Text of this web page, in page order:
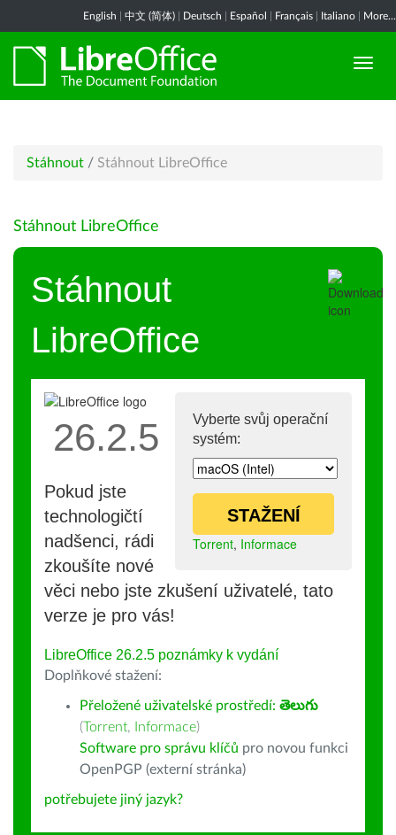
English 中文 (简体) Deutsch Español Français Italiano More...
Stáhnout / Stáhnout LibreOffice
Stáhnout LibreOffice
Stáhnout
LibreOffice
Vyberte svůj operační
systém:
STAŽENÍ
Torrent, Informace
26.2.5
Pokud jste
technologičtí
nadšenci, rádi
zkoušíte nové
věci nebo jste zkušení uživatelé, tato
verze je pro vás!
LibreOffice 26.2.5 poznámky k vydání
Doplňkové stažení:
Přeložené uživatelské prostředí: తెలుగు
(Torrent, Informace)
Software pro správu klíčů pro novou funkci
OpenPGP (externí stránka)
potřebujete jiný jazyk?